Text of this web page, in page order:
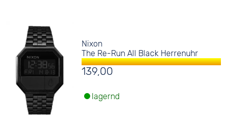
Nixon
The Re-Run All Black Herrenuhr
139,00
lagernd